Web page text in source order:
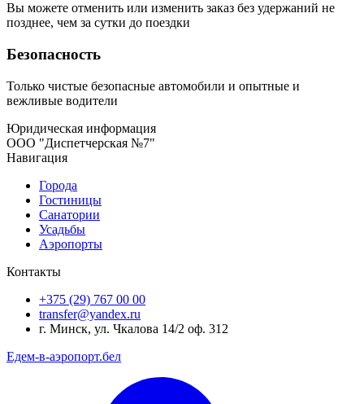
Вы можете отменить или изменить заказ без удержаний не
позднее, чем за сутки до поездки
Безопасность
Только чистые безопасные автомобили и опытные и
вежливые водители
Юридическая информация
ООО "Диспетчерская №7"
Навигация
Города
Гостиницы
Санатории
Усадьбы
Аэропорты
Контакты
+375 (29) 767 00 00
transfer@yandex.ru
г. Минск, ул. Чкалова 14/2 оф. 312
Едем-в-аэропорт.бел